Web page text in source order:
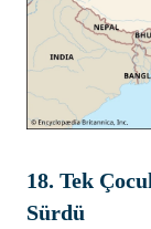
18. Tek
Sürdü